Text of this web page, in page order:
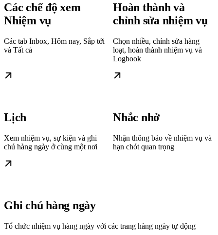
Các chế độ xem
Nhiệm vụ
Các tab Inbox, Hôm nay, Sắp tới
và Tất cả
Hoàn thành và
chỉnh sửa nhiệm vụ
Chọn nhiều, chỉnh sửa hàng
loạt, hoàn thành nhiệm vụ và
Logbook
Lịch
Xem nhiệm vụ, sự kiện và ghi
chú hàng ngày ở cùng một nơi
Nhắc nhở
Nhận thông báo về nhiệm vụ và
hạn chót quan trọng
Ghi chú hàng ngày
Tổ chức nhiệm vụ hàng ngày với các trang hàng ngày tự động